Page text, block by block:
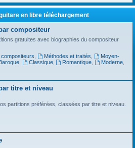
en libre téléchargement
compositeur
gratuites avec biographies du compositeur
compositeurs Méthodes et traités
Moyen-
, Classique, Romantique Moderne
titre et niveau
partitions préférées, classées par titre et niveau.